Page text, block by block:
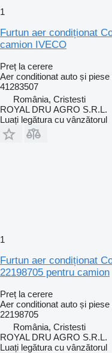
1
Furtun aer condiționat
camion IVECO
Preț la cerere
Aer conditionat auto și
41283507
România, Cristesti
ROYAL DRU AGRO S.R.L.
Luați legătura cu vânzătorul
1
Furtun aer condiționat
22198705 pentru camion
Preț la cerere
Aer conditionat auto și
22198705
România, Cristesti
ROYAL DRU AGRO S.R.L.
Luați legătura cu vânzătorul